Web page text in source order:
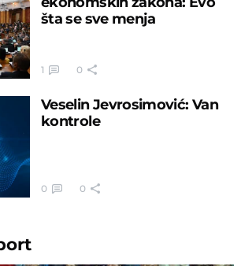
šta se sve menja
1 0
Veselin Jevrosimović: Van
kontrole
0 0